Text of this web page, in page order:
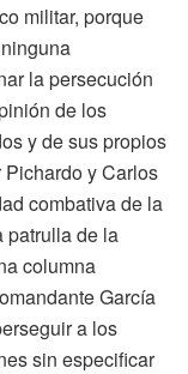
militar, porque
la persecución
de los
y de sus propios
y Carlos
combativa de la
patrulla de la
columna
García
a los
sin especificar